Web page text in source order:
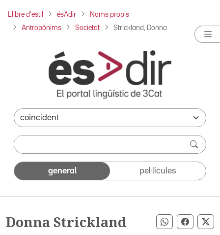
Llibre d'estil ésAdir Noms propis
Antropònims Societat Strickland, Donna
general pel·lícules
Donna Strickland Compartir